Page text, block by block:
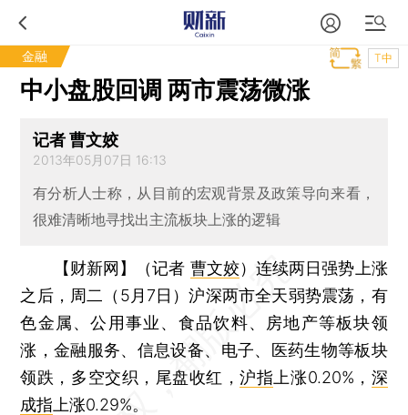
金融 T中
中小盘股回调 两市震荡微涨
记者 曹文姣
2013年05月07日 16:13
有分析人士称，从目前的宏观背景及政策导向来看，
很难清晰地寻找出主流板块上涨的逻辑
【财新网】（记者 曹文姣） 连续两日强势上涨
之后，周二（5月7日）沪深两市全天弱势震荡，有
色金属、公用事业、食品饮料、房地产等板块领
涨，金融服务、信息设备、电子、医药生物等板块
领跌，多空交织，尾盘收红，沪指 上涨0.20%， 深
成指 上涨0.29%。